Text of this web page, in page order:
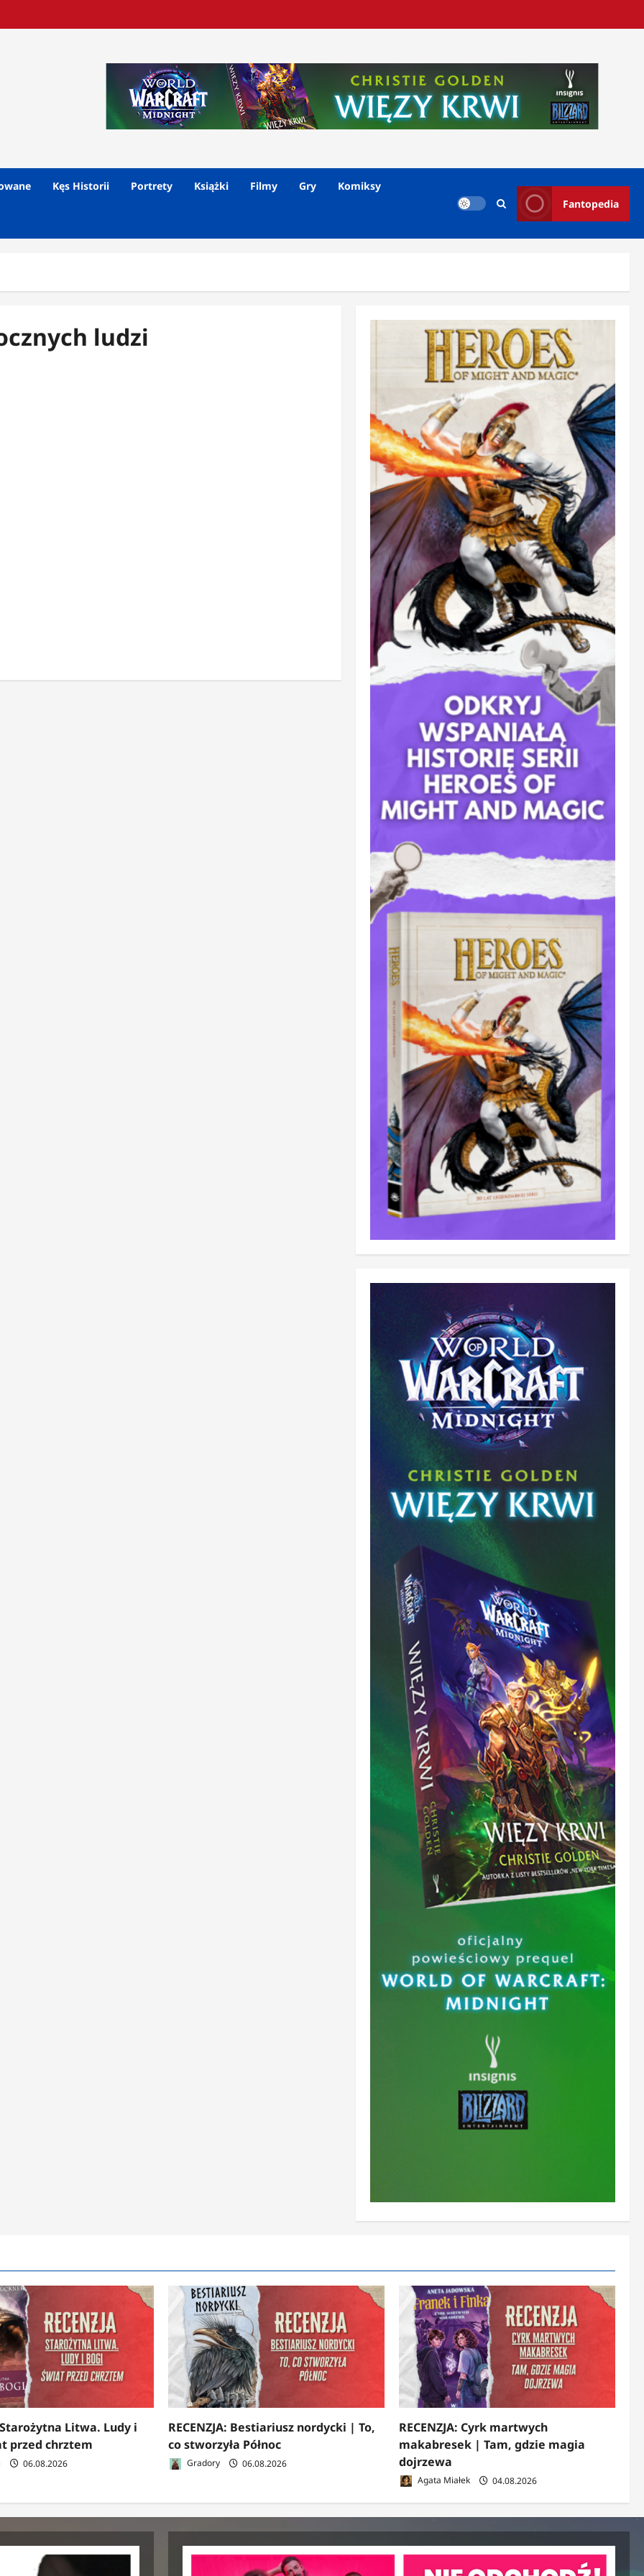
Kęs Historii Portrety Książki Filmy Gry Komiksy
Fantopedia
ludzi
Starożytna Litwa. Ludy i
przed chrztem
06.08.2026
RECENZJA: Bestiariusz nordycki | To,
co stworzyła Północ
Gradory 06.08.2026
RECENZJA: Cyrk martwych
makabresek | Tam, gdzie magia
dojrzewa
Agata Miałek 04.08.2026